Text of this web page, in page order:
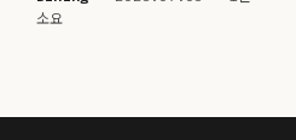
소요